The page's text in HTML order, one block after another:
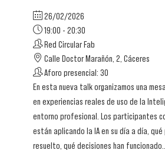
26/02/2026
19:00 - 20:30
Red Circular Fab
Calle Doctor Marañón, 2, Cáceres
Aforo presencial: 30
En esta nueva talk organizamos una
en experiencias reales de uso de la
entorno profesional. Los participantes
están aplicando la IA en su día a día, qué
resuelto, qué decisiones han